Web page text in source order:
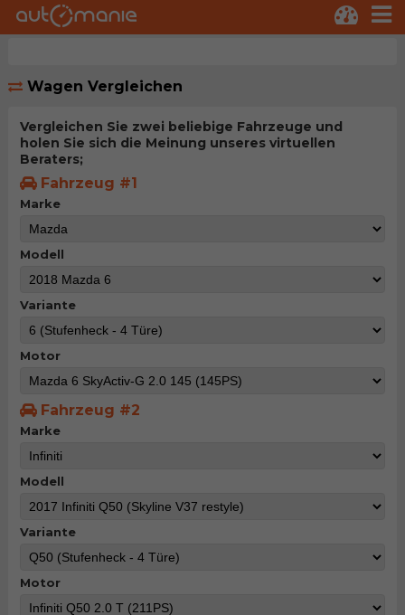
Wagen Vergleichen
Vergleichen Sie zwei beliebige Fahrzeuge und
holen Sie sich die Meinung unseres virtuellen
Beraters;
Fahrzeug #1
Marke
Modell
Variante
Motor
Fahrzeug #2
Marke
Modell
Variante
Motor